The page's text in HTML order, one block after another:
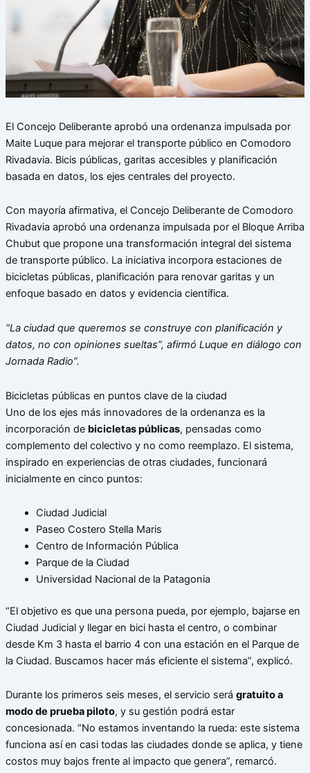
El Concejo Deliberante aprobó una ordenanza impulsada por
Maite Luque para mejorar el transporte público en Comodoro
Rivadavia. Bicis públicas, garitas accesibles y planificación
basada en datos, los ejes centrales del proyecto.
Con mayoría afirmativa, el Concejo Deliberante de Comodoro
Rivadavia aprobó una ordenanza impulsada por el Bloque Arriba
Chubut que propone una transformación integral del sistema
de transporte público. La iniciativa incorpora estaciones de
bicicletas públicas, planificación para renovar garitas y un
enfoque basado en datos y evidencia científica.
“La ciudad que queremos se construye con planificación y
datos, no con opiniones sueltas”, afirmó Luque en diálogo con
Jornada Radio”.
Bicicletas públicas en puntos clave de la ciudad
Uno de los ejes más innovadores de la ordenanza es la
incorporación de bicicletas públicas, pensadas como
complemento del colectivo y no como reemplazo. El sistema,
inspirado en experiencias de otras ciudades, funcionará
inicialmente en cinco puntos:
Ciudad Judicial
Paseo Costero Stella Maris
Centro de Información Pública
Parque de la Ciudad
Universidad Nacional de la Patagonia
“El objetivo es que una persona pueda, por ejemplo, bajarse en
Ciudad Judicial y llegar en bici hasta el centro, o combinar
desde Km 3 hasta el barrio 4 con una estación en el Parque de
la Ciudad. Buscamos hacer más eficiente el sistema”, explicó.
Durante los primeros seis meses, el servicio será gratuito a
modo de prueba piloto, y su gestión podrá estar
concesionada. “No estamos inventando la rueda: este sistema
funciona así en casi todas las ciudades donde se aplica, y tiene
costos muy bajos frente al impacto que genera”, remarcó.